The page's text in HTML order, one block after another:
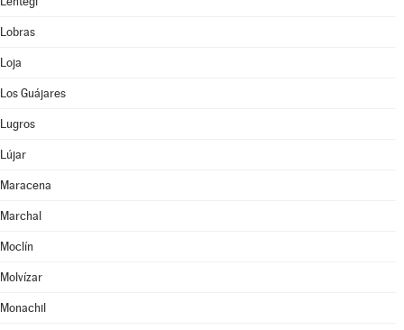
Lobras
Loja
Los Guájares
Lugros
Lújar
Maracena
Marchal
Moclín
Molvízar
Monachil